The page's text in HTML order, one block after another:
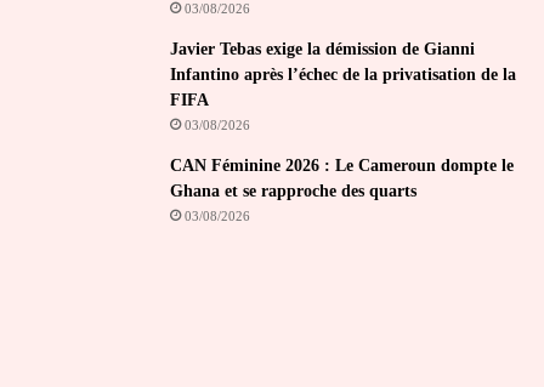
03/08/2026
Javier Tebas exige la démission de Gianni
Infantino après l’échec de la privatisation de la
FIFA
03/08/2026
CAN Féminine 2026 : Le Cameroun dompte le
Ghana et se rapproche des quarts
03/08/2026